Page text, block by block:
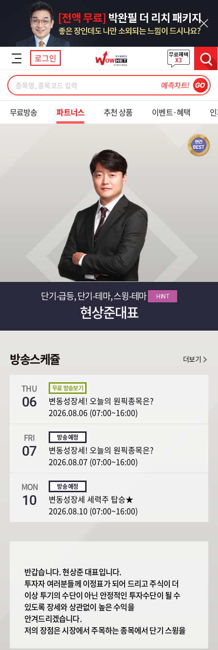
닫기
로그인
무료방송 파트너스 추천 상품 이벤트·혜택
단기-급등, 단기-테마, 스윙-테마 HINT
현상준대표
방송스케쥴 더보기
THU
06
변동성장세! 오늘의 원픽종목은?
2026.08.06 (07:00~16:00)
FRI
07
변동성장세! 오늘의 원픽종목은?
2026.08.07 (07:00~16:00)
MON
10
변동성장세 세력주 탑승★
2026.08.10 (07:00~16:00)
반갑습니다. 현상준 대표입니다.
투자자 여러분들께 이정표가 되어 드리고 주식이 더
이상 투기의 수단이 아닌 안정적인 투자수단이 될 수
있도록 장세와 상관없이 높은 수익을
안겨드리겠습니다.
저의 장점은 시장에서 주목하는 종목에서 단기 스윙을